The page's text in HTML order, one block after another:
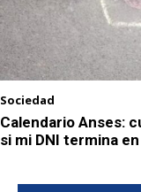
Sociedad
Calendario Anses:
si mi DNI termina